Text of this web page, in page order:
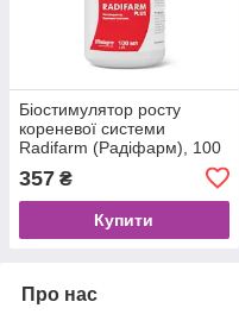
Біостимулятор росту
кореневої системи
Radifarm (Радіфарм), 100
357 ₴
Купити
Про нас